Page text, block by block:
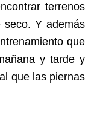
terrenos
seco. Y además
que
y tarde y
que las piernas